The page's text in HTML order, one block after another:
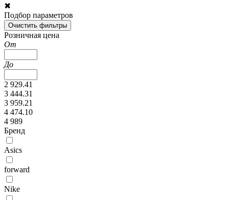
✖
Подбор параметров
Розничная цена
От
До
2 929.41
3 444.31
3 959.21
4 474.10
4 989
Бренд
Asics
forward
Nike